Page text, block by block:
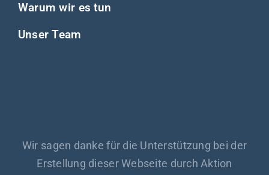
Warum wir es tun
Unser Team
Wir sagen danke für die Unterstützung bei der
Erstellung dieser Webseite durch Aktion